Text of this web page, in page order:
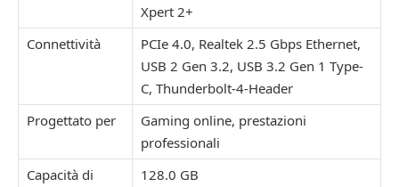
Xpert 2+
Connettività
PCIe 4.0, Realtek 2.5 Gbps Ethernet,
USB 2 Gen 3.2, USB 3.2 Gen 1 Type-
C, Thunderbolt-4-Header
Progettato per
Gaming online, prestazioni
professionali
Capacità di
128.0 GB